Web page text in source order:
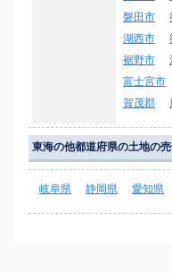
磐田市
湖西市
裾野市
富士宮市
賀茂郡
東海の他都道府県の土地の
岐阜県 静岡県 愛知県